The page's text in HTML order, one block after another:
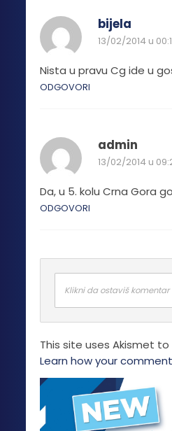
biti
izabrane
stranici
bijela
13/02/2014 u
Nista u pravu Cg ide u
ODGOVORI
admin
13/02/2014 u
Da, u 5. kolu Crna Gora
ODGOVORI
Klikni da ostaviš komentar
This site uses Akismet
Learn how your